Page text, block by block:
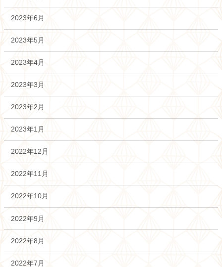
2023年6月
2023年5月
2023年4月
2023年3月
2023年2月
2023年1月
2022年12月
2022年11月
2022年10月
2022年9月
2022年8月
2022年7月